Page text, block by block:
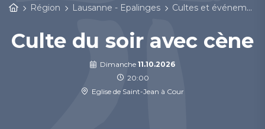
Région Lausanne - Epalinges Cultes et événements
Culte du soir avec cène
Dimanche 11.10.2026
20:00
Eglise de Saint-Jean à Cour